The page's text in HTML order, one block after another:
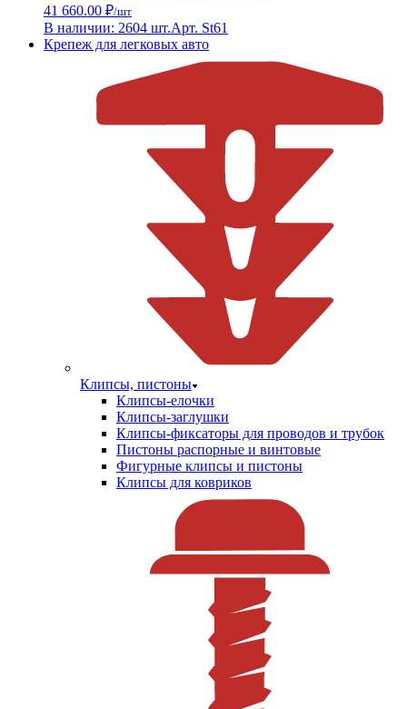
41 660.00 ₽/шт
В наличии: 2604 шт.Арт. St61
Крепеж для легковых авто
Клипсы, пистоны
Клипсы-елочки
Клипсы-заглушки
Клипсы-фиксаторы для проводов и трубок
Пистоны распорные и винтовые
Фигурные клипсы и пистоны
Клипсы для ковриков